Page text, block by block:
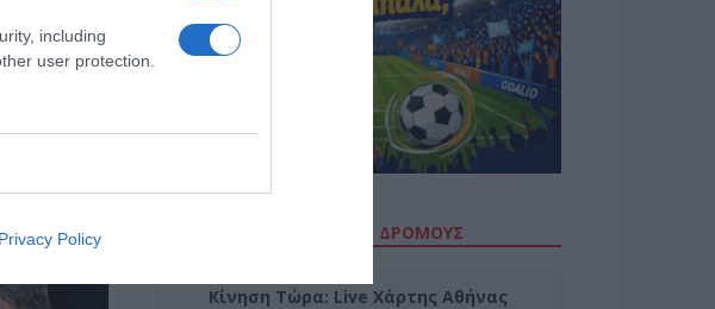
including
user protection.
Privacy Policy
την
ΔΕΙΤΕ ΤΗΝ ΚΙΝΗΣΗ ΣΤΟΥΣ ΔΡΌΜΟΥΣ
Κίνηση Τώρα: Live Χάρτης Αθήνας